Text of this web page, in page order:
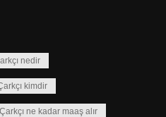
nedir
kimdir
Çarkçı ne kadar maaş alır